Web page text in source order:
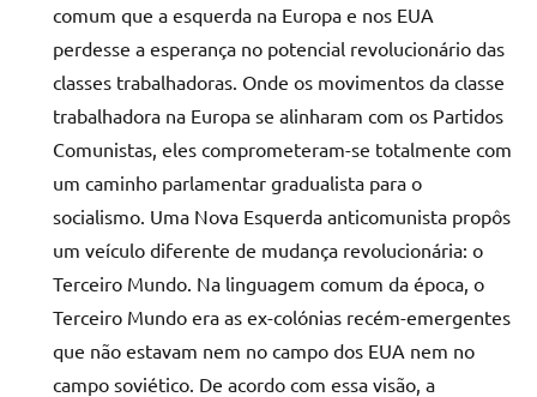
comum que a esquerda na Europa e nos EUA
perdesse a esperança no potencial revolucionário das
classes trabalhadoras. Onde os movimentos da classe
trabalhadora na Europa se alinharam com os Partidos
Comunistas, eles comprometeram-se totalmente com
um caminho parlamentar gradualista para o
socialismo. Uma Nova Esquerda anticomunista propôs
um veículo diferente de mudança revolucionária: o
Terceiro Mundo. Na linguagem comum da época, o
Terceiro Mundo era as ex-colónias recém-emergentes
que não estavam nem no campo dos EUA nem no
campo soviético. De acordo com essa visão, a